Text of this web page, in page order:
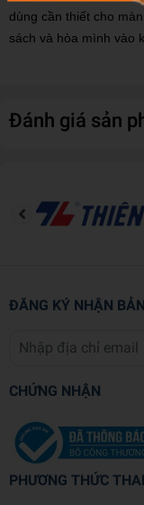
dùng cần thiết cho
sách và hòa mình vào
Đánh giá sản
ĐĂNG KÝ NHẬN
CHỨNG NHẬN
PHƯƠNG THỨC